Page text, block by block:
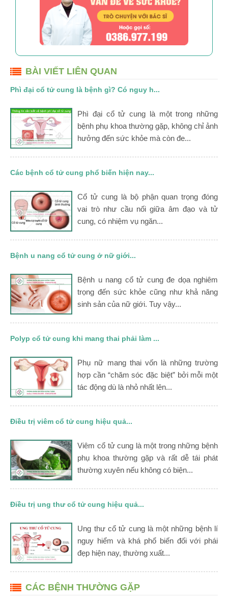
BÀI VIẾT LIÊN QUAN
Phì đại cổ tử cung là bệnh gì? Có nguy h...
Phì đại cổ tử cung là một trong những
bệnh phụ khoa thường gặp, không chỉ ảnh
hưởng đến sức khỏe mà còn đe...
Các bệnh cổ tử cung phổ biến hiện nay...
Cổ tử cung là bộ phận quan trọng đóng
vai trò như cầu nối giữa âm đạo và tử
cung, có nhiệm vụ ngăn...
Bệnh u nang cổ tử cung ở nữ giới...
Bệnh u nang cổ tử cung đe dọa nghiêm
trọng đến sức khỏe cũng như khả năng
sinh sản của nữ giới. Tuy vậy...
Polyp cổ tử cung khi mang thai phải làm ...
Phụ nữ mang thai vốn là những trường
hợp cần “chăm sóc đặc biệt” bởi mỗi một
tác động dù là nhỏ nhất lên...
Điều trị viêm cổ tử cung hiệu quả...
Viêm cổ tử cung là một trong những bệnh
phụ khoa thường gặp và rất dễ tái phát
thường xuyên nếu không có biện...
Điều trị ung thư cổ tử cung hiệu quả...
Ung thư cổ tử cung là một những bệnh lí
nguy hiểm và khá phổ biến đối với phái
đẹp hiện nay, thường xuất...
CÁC BỆNH THƯỜNG GẶP